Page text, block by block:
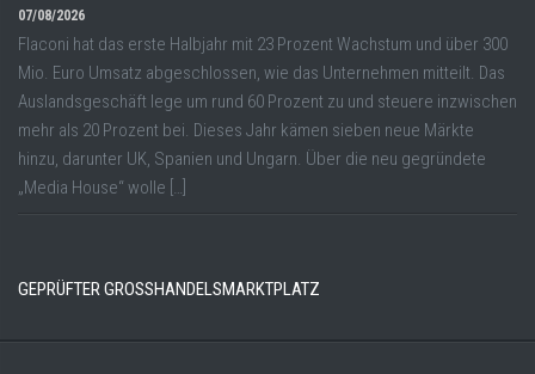
07/08/2026
Flaconi hat das erste Halbjahr mit 23 Prozent Wachstum und über 300
Mio. Euro Umsatz abgeschlossen, wie das Unternehmen mitteilt. Das
Auslandsgeschäft lege um rund 60 Prozent zu und steuere inzwischen
mehr als 20 Prozent bei. Dieses Jahr kämen sieben neue Märkte
hinzu, darunter UK, Spanien und Ungarn. Über die neu gegründete
„Media House“ wolle […]
GEPRÜFTER GROSSHANDELSMARKTPLATZ